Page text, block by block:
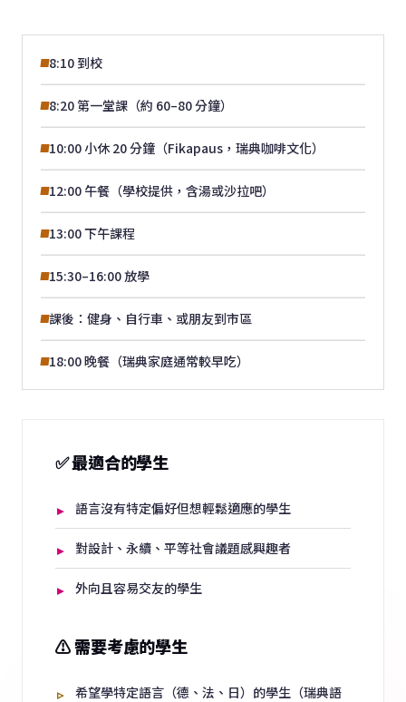
8:10 到校
8:20 第一堂課（約 60–80 分鐘）
10:00 小休 20 分鐘（Fikapaus，瑞典咖啡文化）
12:00 午餐（學校提供，含湯或沙拉吧）
13:00 下午課程
15:30–16:00 放學
課後：健身、自行車、或朋友到市區
18:00 晚餐（瑞典家庭通常較早吃）
✅ 最適合的學生
語言沒有特定偏好但想輕鬆適應的學生
對設計、永續、平等社會議題感興趣者
外向且容易交友的學生
⚠️ 需要考慮的學生
希望學特定語言（德、法、日）的學生（瑞典語